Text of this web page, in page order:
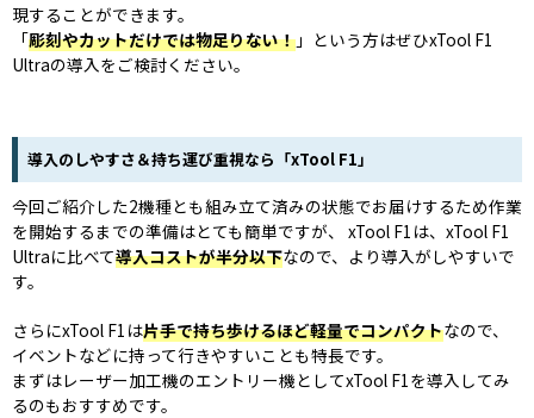
現することができます。
「彫刻やカットだけでは物足りない！ 」という方はぜひxTool F1
Ultraの導入をご検討ください。
導入のしやすさ＆持ち運び重視なら「xTool F1」
今回ご紹介した2機種とも組み立て済みの状態でお届けするため作業
を開始するまでの準備はとても簡単ですが、 xTool F1は、xTool F1
Ultraに比べて導入コストが半分以下なので、より導入がしやすいで
す。
さらにxTool F1は片手で持ち歩けるほど軽量でコンパクトなので、
イベントなどに持って行きやすいことも特長です。
まずはレーザー加工機のエントリー機としてxTool F1を導入してみ
るのもおすすめです。